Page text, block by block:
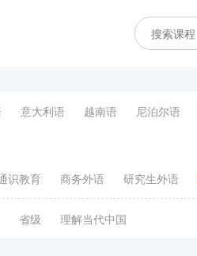
意大利语 越南语 尼泊尔语
识教育 商务外语 研究生外语
省级 理解当代中国